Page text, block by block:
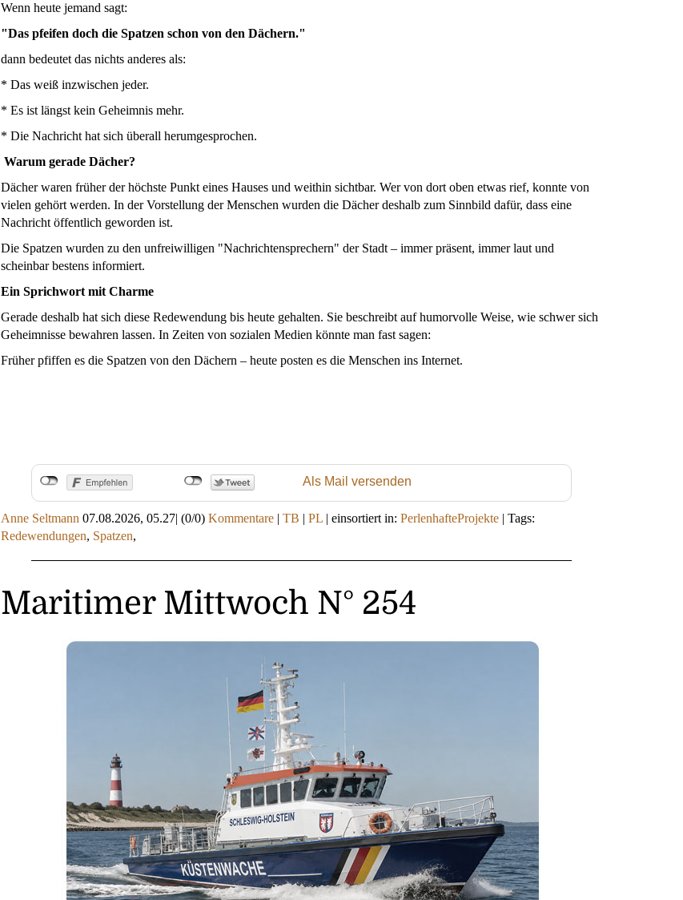
Wenn heute jemand sagt:
"Das pfeifen doch die Spatzen schon von den Dächern."
dann bedeutet das nichts anderes als:
* Das weiß inzwischen jeder.
* Es ist längst kein Geheimnis mehr.
* Die Nachricht hat sich überall herumgesprochen.
Warum gerade Dächer?
Dächer waren früher der höchste Punkt eines Hauses und weithin sichtbar. Wer von dort oben etwas rief, konnte von
vielen gehört werden. In der Vorstellung der Menschen wurden die Dächer deshalb zum Sinnbild dafür, dass eine
Nachricht öffentlich geworden ist.
Die Spatzen wurden zu den unfreiwilligen "Nachrichtensprechern" der Stadt – immer präsent, immer laut und
scheinbar bestens informiert.
Ein Sprichwort mit Charme
Gerade deshalb hat sich diese Redewendung bis heute gehalten. Sie beschreibt auf humorvolle Weise, wie schwer sich
Geheimnisse bewahren lassen. In Zeiten von sozialen Medien könnte man fast sagen:
Früher pfiffen es die Spatzen von den Dächern – heute posten es die Menschen ins Internet.
Als Mail versenden
Anne Seltmann 07.08.2026, 05.27| (0/0) Kommentare | TB | PL | einsortiert in: PerlenhafteProjekte | Tags:
Redewendungen, Spatzen,
Maritimer Mittwoch N° 254